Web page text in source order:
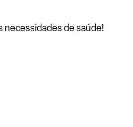
necessidades de saúde!